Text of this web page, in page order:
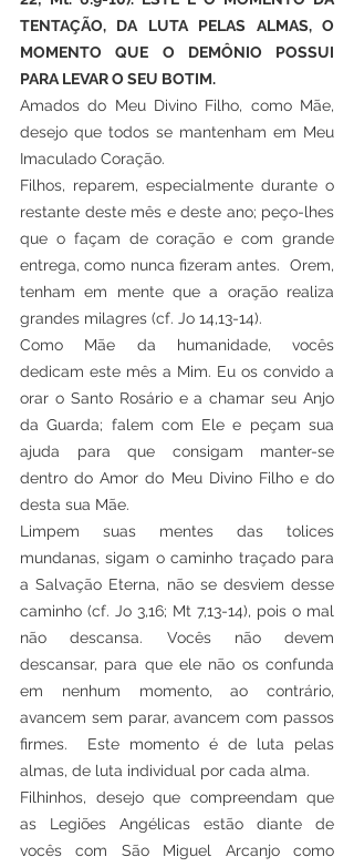
TENTAÇÃO, DA LUTA PELAS ALMAS, O
MOMENTO QUE O DEMÔNIO POSSUI
PARA LEVAR O SEU BOTIM.
Amados do Meu Divino Filho, como Mãe,
desejo que todos se mantenham em Meu
Imaculado Coração.
Filhos, reparem, especialmente durante o
restante deste mês e deste ano; peço-lhes
que o façam de coração e com grande
entrega, como nunca fizeram antes.  Orem,
tenham em mente que a oração realiza
grandes milagres (cf. Jo 14,13-14).
Como Mãe da humanidade, vocês
dedicam este mês a Mim. Eu os convido a
orar o Santo Rosário e a chamar seu Anjo
da Guarda; falem com Ele e peçam sua
ajuda para que consigam manter-se
dentro do Amor do Meu Divino Filho e do
desta sua Mãe.
Limpem suas mentes das tolices
mundanas, sigam o caminho traçado para
a Salvação Eterna, não se desviem desse
caminho (cf. Jo 3,16; Mt 7,13-14), pois o mal
não descansa. Vocês não devem
descansar, para que ele não os confunda
em nenhum momento, ao contrário,
avancem sem parar, avancem com passos
firmes.  Este momento é de luta pelas
almas, de luta individual por cada alma.
Filhinhos, desejo que compreendam que
as Legiões Angélicas estão diante de
vocês com São Miguel Arcanjo como